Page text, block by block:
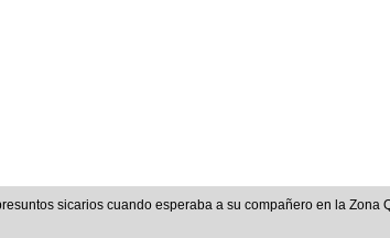
sicarios cuando esperaba a su compañero en la Zona